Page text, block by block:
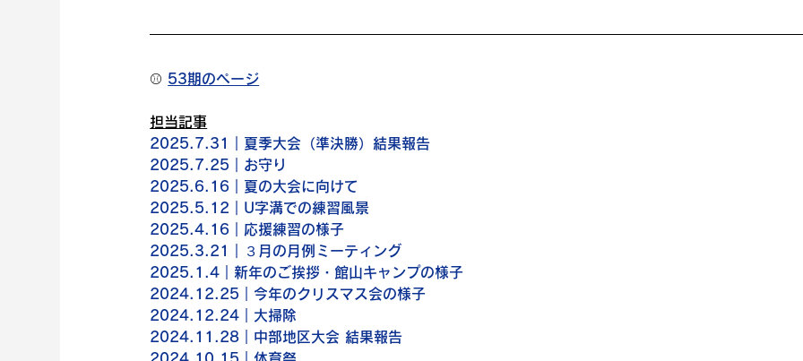
⚾️ 53期のページ
担当記事
2025.7.31｜ 夏季大会（準決勝）結果報告
2025.7.25｜お守り
2025.6.16｜夏の大会に向けて
2025.5.12｜U字溝での練習風景
2025.4.16｜応援練習の様子
2025.3.21｜３月の月例ミーティング
2025.1.4｜新年のご挨拶・館山キャンプの様子
2024.12.25｜今年のクリスマス会の様子
2024.12.24｜大掃除
2024.11.28｜中部地区大会 結果報告